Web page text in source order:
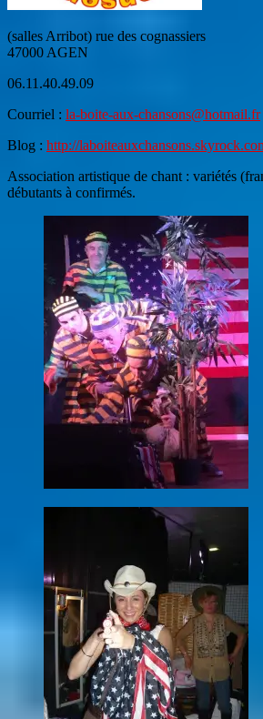
(salles Arribot) rue des cognassiers
47000 AGEN
06.11.40.49.09
Courriel : la-boite-aux-chansons@hotmail.fr
Blog : http://
Association artistique de chant : variétés
débutants à confirmés.